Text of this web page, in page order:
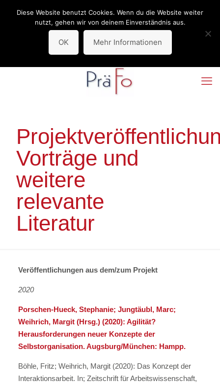
: stripos(): Passing null to parameter #1 ($haystack) of
type string is deprecated in/var/www/vhosts/arbeit-form-
zukunft.de/httpdocs/wp-includes/functions.wp-styles.php
Vorträge und
weitere
relevante
Literatur
Veröffentlichungen aus dem/zum Projekt
2020
Porschen-Hueck, Stephanie; Jungtäubl, Marc;
Weihrich, Margit (Hrsg.) (2020): Agilität?
Herausforderungen neuer Konzepte der
Selbstorganisation. Augsburg/München: Hampp.
Böhle, Fritz; Weihrich, Margit (2020): Das Konzept der
Interaktionsarbeit. In; Zeitschrift für Arbeitswissenschaft,
Diese Website benutzt Cookies. Wenn du die Website weiter
nutzt, gehen wir von deinem Einverständnis aus.
OK Mehr Informationen